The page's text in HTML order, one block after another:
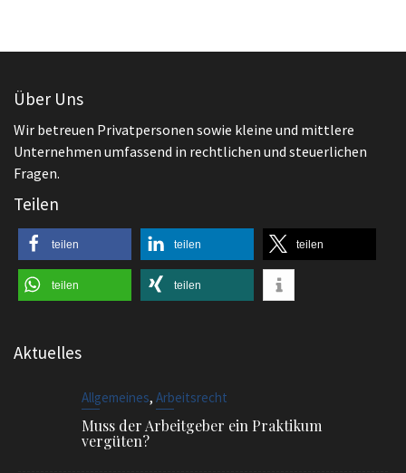
Über Uns
Wir betreuen Privatpersonen sowie kleine und mittlere
Unternehmen umfassend in rechtlichen und steuerlichen
Fragen.
Teilen
teilen teilen teilen
teilen teilen
Aktuelles
Allgemeines, Arbeitsrecht
Muss der Arbeitgeber ein Praktikum
vergüten?